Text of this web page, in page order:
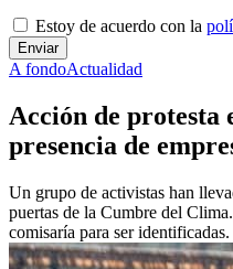
Estoy de acuerdo con la
A fondoActualidad
Acción de protesta
presencia de
Un grupo de activistas han
puertas de la Cumbre del
comisaría para ser identificadas.